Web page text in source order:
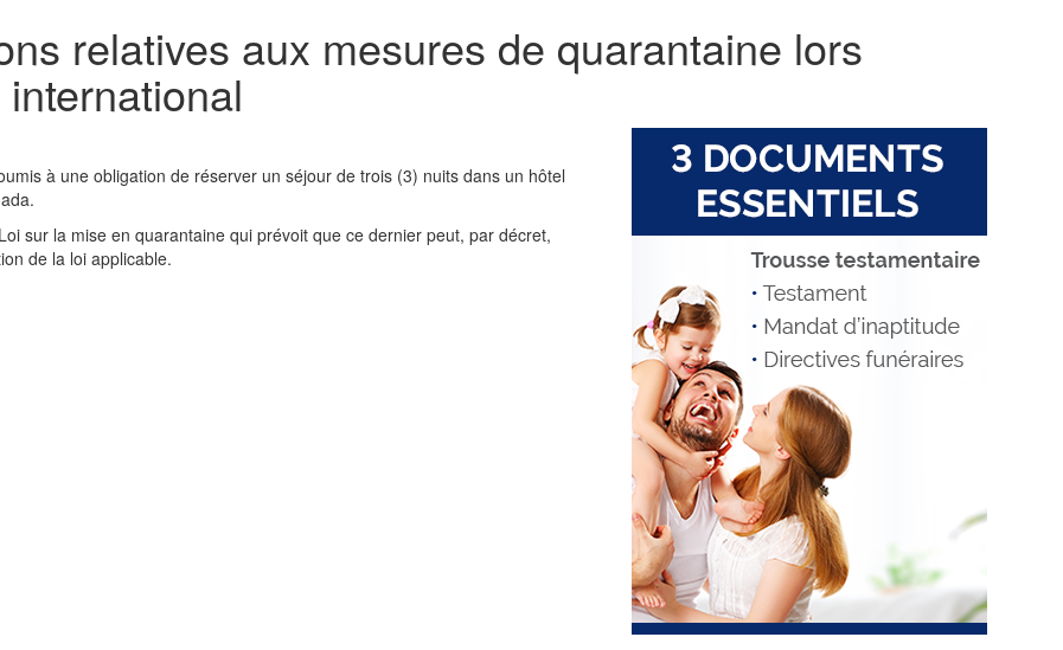
relatives aux mesures de quarantaine lors
à une obligation de réserver un séjour de trois (3) nuits dans un hôtel
sur la mise en quarantaine qui prévoit que ce dernier peut, par décret,
de la loi applicable.